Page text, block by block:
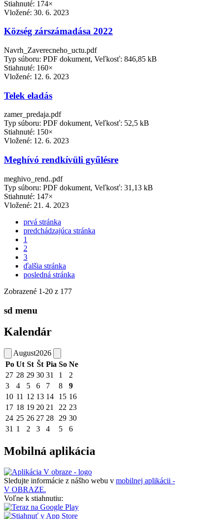
Stiahnuté: 174×
Vložené: 30. 6. 2023
Község zárszámadása 2022
Navrh_Zaverecneho_uctu.pdf
Typ súboru: PDF dokument, Veľkosť: 846,85 kB
Stiahnuté: 160×
Vložené: 12. 6. 2023
Telek eladás
zamer_predaja.pdf
Typ súboru: PDF dokument, Veľkosť: 52,5 kB
Stiahnuté: 150×
Vložené: 12. 6. 2023
Meghívó rendkívüli gyűlésre
meghivo_rend..pdf
Typ súboru: PDF dokument, Veľkosť: 31,13 kB
Stiahnuté: 147×
Vložené: 21. 4. 2023
prvá stránka
predchádzajúca stránka
1
2
3
ďalšia stránka
posledná stránka
Zobrazené 1-20 z 177
sd menu
Kalendár
August2026
Po Ut St Št Pia So Ne
27 28 29 30 31 1
2
3
4 5 6 7 8
9
10 11 12 13 14 15 16
17 18 19 20 21 22 23
24 25 26 27 28 29 30
31 1 2 3 4 5 6
Mobilná aplikácia
Sledujte informácie z nášho webu v mobilnej aplikácii -
V OBRAZE.
Voľne k stiahnutiu: